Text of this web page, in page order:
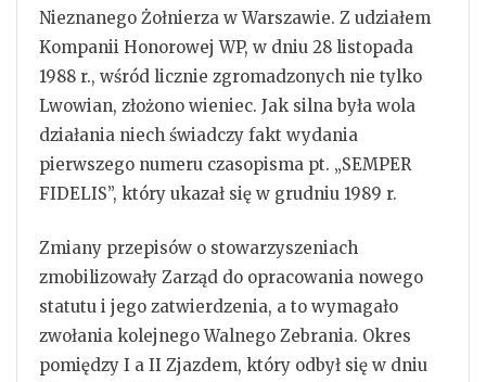
Nieznanego Żołnierza w Warszawie. Z udziałem
Kompanii Honorowej WP, w dniu 28 listopada
1988 r., wśród licznie zgromadzonych nie tylko
Lwowian, złożono wieniec. Jak silna była wola
działania niech świadczy fakt wydania
pierwszego numeru czasopisma pt. „SEMPER
FIDELIS”, który ukazał się w grudniu 1989 r.
Zmiany przepisów o stowarzyszeniach
zmobilizowały Zarząd do opracowania nowego
statutu i jego zatwierdzenia, a to wymagało
zwołania kolejnego Walnego Zebrania. Okres
pomiędzy I a II Zjazdem, który odbył się w dniu